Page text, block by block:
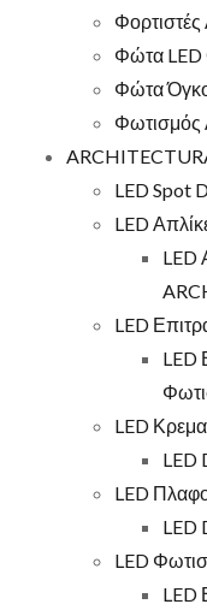
Φώτα LED
Φώτα
Φωτισμός
LED Spot
LED
LED
LED
LED
LED
LED
LED
LED
LED
LED